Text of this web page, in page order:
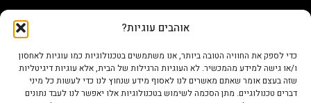
אוהבים עוגיות?
כדי לספק את החוויה הטובה ביותר, אנו משתמשים בטכנולוגיות כמו עוגיות לאחסון
ו/או גישה למידע מהמכשיר. לא העוגיות הרגילות של הבית, אלא עוגיות דיגיטליות
שזה בעצם אומר שאתם מאשרים לנו לאסוף מידע שנחוץ לנו כדי לעשות כל מיני
דברים טכנולוגיים. מתן הסכמה לשימוש בטכנולוגיות אלו יאפשר לנו לעבד נתונים
טל. 09-7748655
פקס 0722345679
info@shertech.co.il